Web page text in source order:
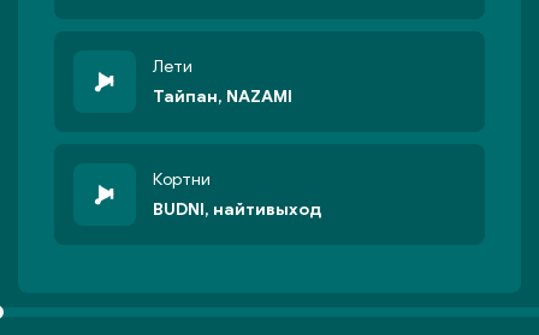
Лети
Тайпан, NAZAMI
Кортни
BUDNI, найтивыход